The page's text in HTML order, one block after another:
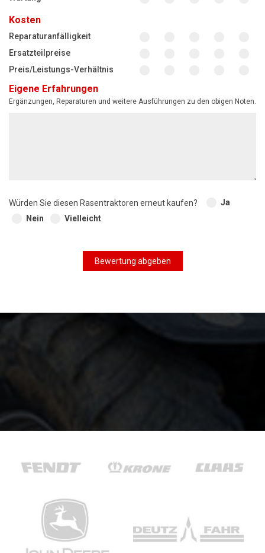
Kosten
Reparaturanfälligkeit
Ersatzteilpreise
Preis/Leistungs-Verhältnis
Eigene Erfahrungen
Ergänzungen, Reparaturen und weitere Ausführungen zu den obigen Noten.
Würden Sie diesen Rasentraktoren erneut kaufen?
Ja
Nein
Vielleicht
Bewertung abgeben